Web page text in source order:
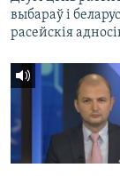
выбараў і
расейскія